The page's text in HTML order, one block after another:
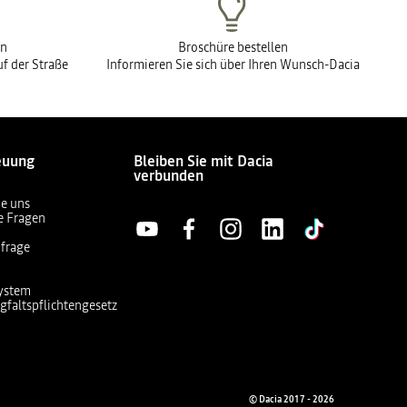
der Straße
Broschüre bestellen
Informieren Sie sich über Ihren Wunsch-Dacia
uns
Fragen
Bleiben Sie mit Dacia
verbunden
© Dacia 2017 - 2026